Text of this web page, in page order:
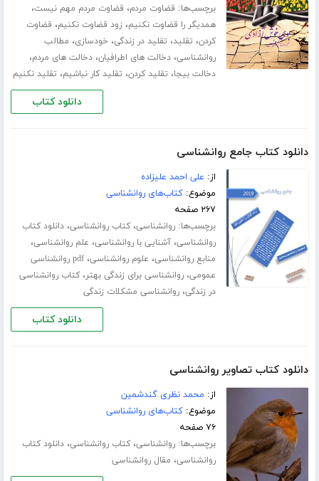
برچسب‌ها: قضاوت مردم، قضاوت مردم مهم نیست،
همدیگر را قضاوت نکنیم، زود قضاوت نکنیم، قضاوت
کردن، تقلید، تقلید در زندگی، خودسازی، مطالب
روانشناسی،دخالت های اطرافیان،دخالت های مردم،
دخالت بیجا، تقلید کردن، تقلید کار نباشیم، تقلید نکنیم
دانلود کتاب
دانلود کتاب جامع روانشناسی
از: علی احمد علیزاده
موضوع:کتاب‌های روانشناسی
۲۶۷ صفحه
برچسب‌ها:روانشناسی،کتاب روانشناسی،دانلود کتاب
روانشناسی،آشنایی با روانشناسی، علم روانشناسی،
منابع روانشناسی، علوم روانشناسی،
pdf روانشناسی
عمومی،روانشناسی برای زندگی بهتر،کتاب روانشناسی
در زندگی،روانشناسی مشکلات زندگی
دانلود کتاب
دانلود کتاب تصاویر روانشناسی
از: محمد نظری گندشمین
موضوع:کتاب‌های روانشناسی
۷۶ صفحه
برچسب‌ها:روانشناسی،کتاب روانشناسی،دانلود کتاب
روانشناسی، مقال روانشناسی